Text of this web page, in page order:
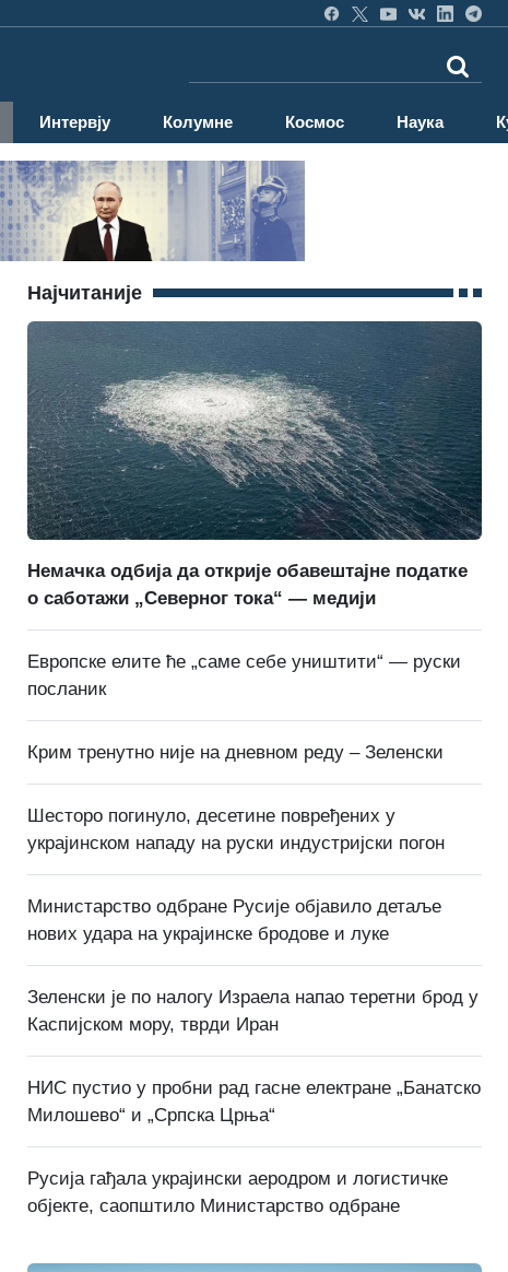
Интервју Колумне Космос Наука
Најчитаније
Немачка одбија да открије обавештајне податке
о саботажи „Северног тока“ — медији
Европске елите ће „саме себе уништити“ — руски
посланик
Крим тренутно није на дневном реду – Зеленски
Шесторо погинуло, десетине повређених у
украјинском нападу на руски индустријски погон
Министарство одбране Русије објавило детаље
нових удара на украјинске бродове и луке
Зеленски је по налогу Израела напао теретни брод у
Каспијском мору, тврди Иран
НИС пустио у пробни рад гасне електране „Банатско
Милошево“ и „Српска Црња“
Русија гађала украјински аеродром и логистичке
објекте, саопштило Министарство одбране